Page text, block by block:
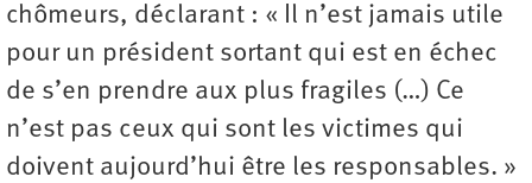
chômeurs, déclarant : « Il n’est jamais utile
pour un président sortant qui est en échec
de s’en prendre aux plus fragiles (…) Ce
n’est pas ceux qui sont les victimes qui
doivent aujourd’hui être les responsables. »